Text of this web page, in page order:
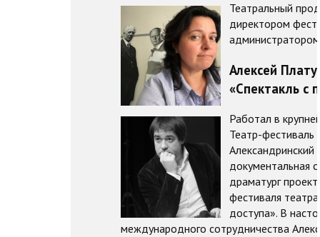
Театральный
директором
Алексей
«Спектакль с
Работал в
Театр-фестиваль
Александринский
документальная
драматург
фестиваля
доступа». В
международного сотрудничества